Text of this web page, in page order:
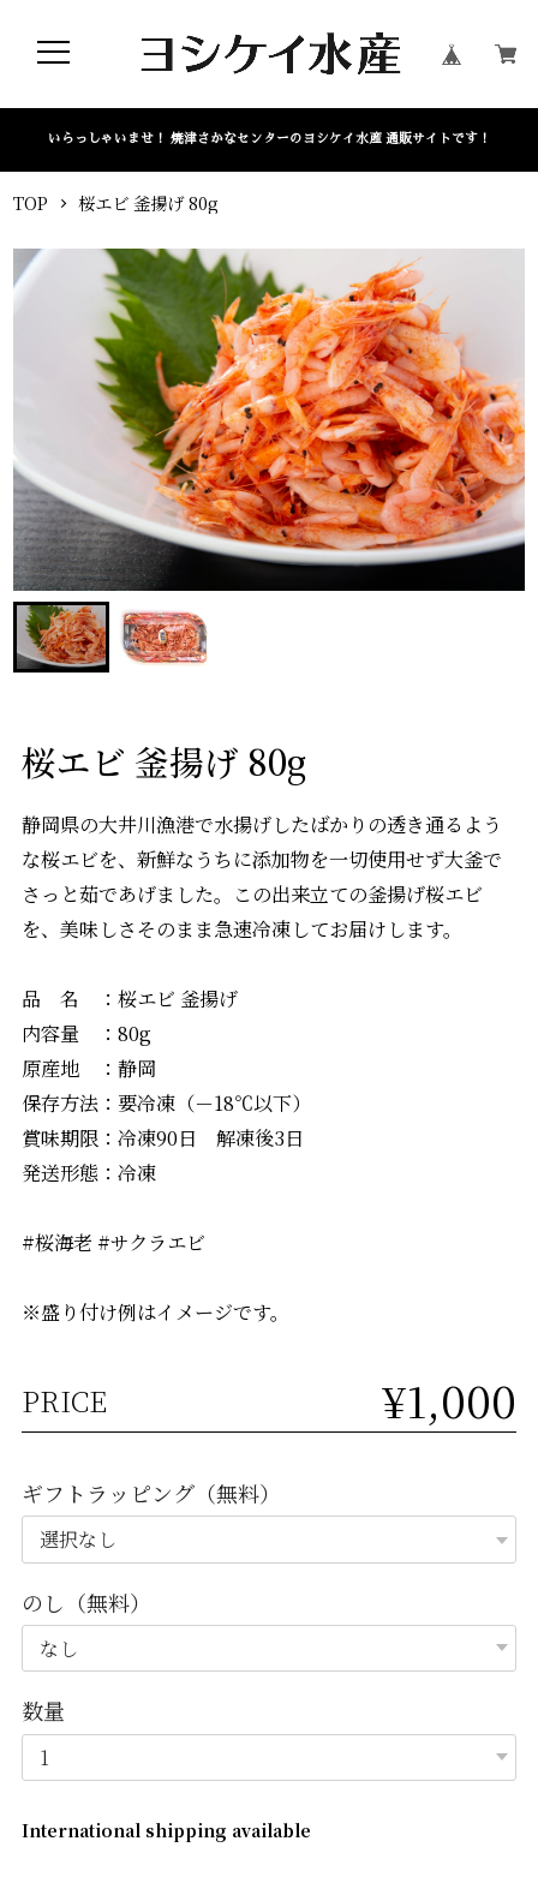
いらっしゃいませ！ 焼津さかなセンターのヨシケイ水産 通販サイトです！
TOP 桜エビ 釜揚げ 80g
桜エビ 釜揚げ 80g
静岡県の大井川漁港で水揚げしたばかりの透き通るよう
な桜エビを、新鮮なうちに添加物を一切使用せず大釜で
さっと茹であげました。この出来立ての釜揚げ桜エビ
を、美味しさそのまま急速冷凍してお届けします。
品 名 ：桜エビ 釜揚げ
内容量 ：80g
原産地 ：静岡
保存方法：要冷凍（－18℃以下）
賞味期限：冷凍90日 解凍後3日
発送形態：冷凍
#桜海老 #サクラエビ
※盛り付け例はイメージです。
PRICE ¥1,000
ギフトラッピング（無料）
のし（無料）
数量
International shipping available